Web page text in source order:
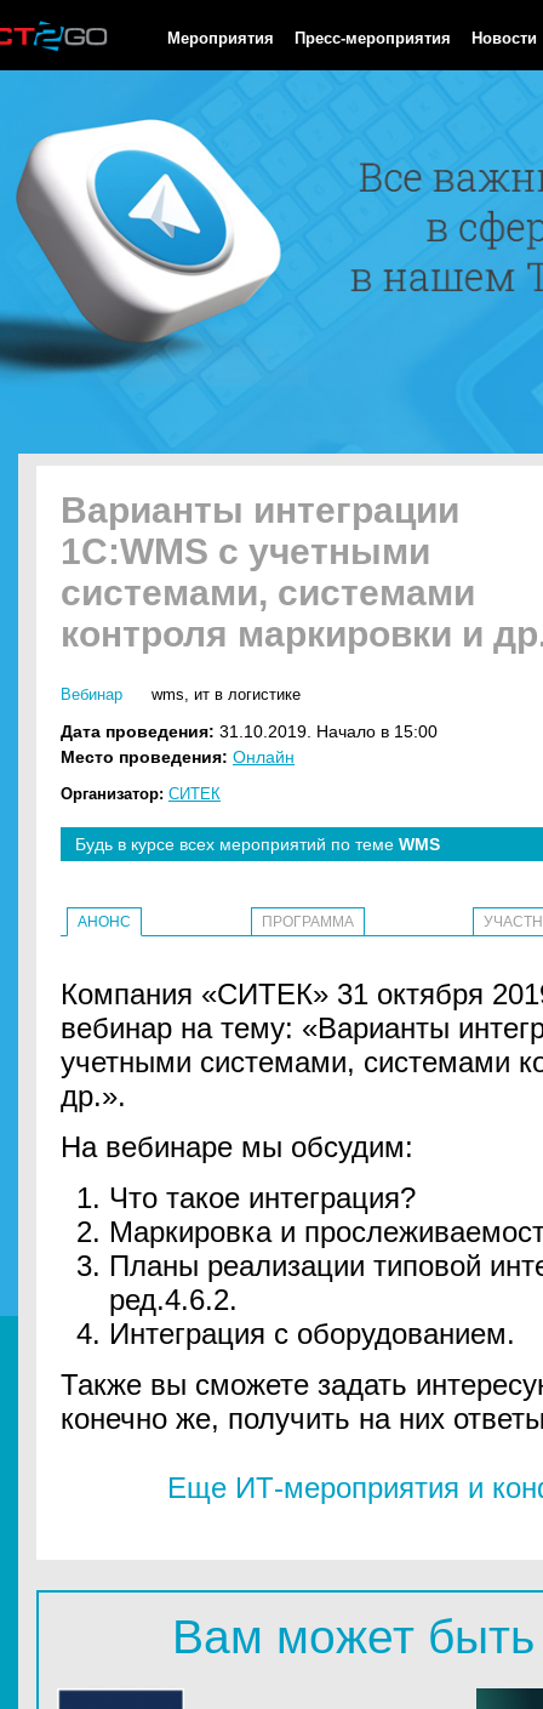
Мероприятия Пресс-мероприятия Новости
Варианты интеграции
1С:WMS с учетными
системами, системами
контроля маркировки и
Вебинар wms, ит в логистике
Дата проведения: 31.10.2019. Начало в 15:00
Место проведения: Онлайн
Организатор: СИТЕК
Будь в курсе всех мероприятий по теме WMS
АНОНС ПРОГРАММА
Компания «СИТЕК» 31 октября
вебинар на тему: «Варианты
учетными системами, системами
др.».
На вебинаре мы обсудим:
Что такое интеграция?
Маркировка и
Планы реализации типовой
ред.4.6.2.
Интеграция с оборудованием.
Также вы сможете задать
конечно же, получить на них
Еще ИТ-мероприятия и
Вам может быть